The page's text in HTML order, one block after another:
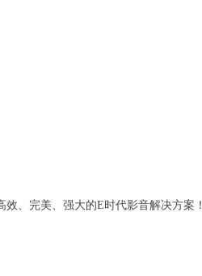
、完美、强大的E时代影音解决方案！